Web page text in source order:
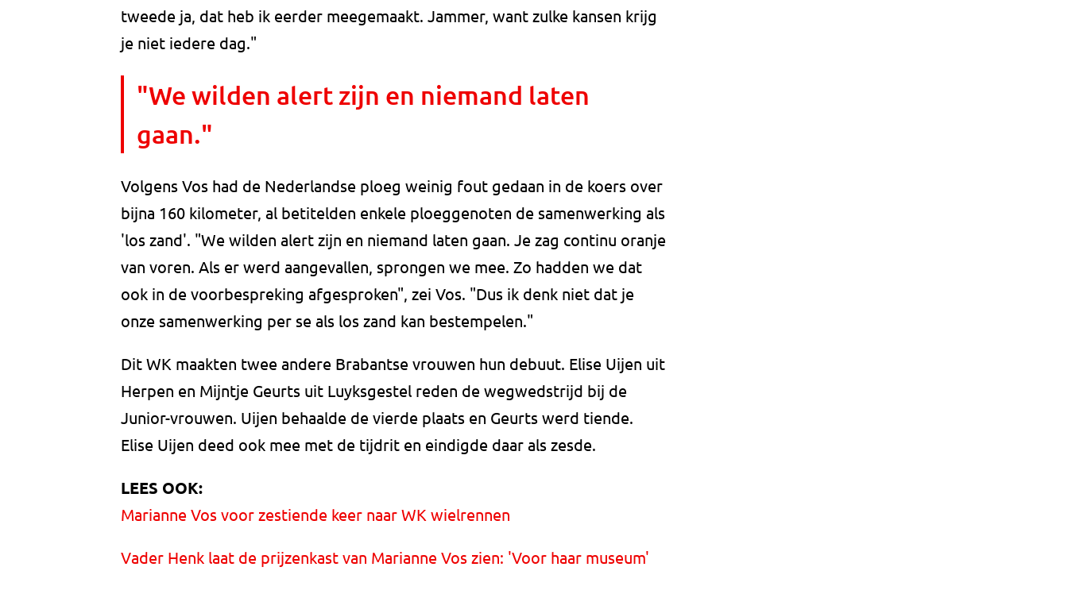
tweede ja, dat heb ik eerder meegemaakt. Jammer, want zulke kansen krijg
je niet iedere dag."
"We wilden alert zijn en niemand laten
gaan."
Volgens Vos had de Nederlandse ploeg weinig fout gedaan in de koers over
bijna 160 kilometer, al betitelden enkele ploeggenoten de samenwerking als
'los zand'. "We wilden alert zijn en niemand laten gaan. Je zag continu oranje
van voren. Als er werd aangevallen, sprongen we mee. Zo hadden we dat
ook in de voorbespreking afgesproken", zei Vos. "Dus ik denk niet dat je
onze samenwerking per se als los zand kan bestempelen."
Dit WK maakten twee andere Brabantse vrouwen hun debuut. Elise Uijen uit
Herpen en Mijntje Geurts uit Luyksgestel reden de wegwedstrijd bij de
Junior-vrouwen. Uijen behaalde de vierde plaats en Geurts werd tiende.
Elise Uijen deed ook mee met de tijdrit en eindigde daar als zesde.
LEES OOK:
Marianne Vos voor zestiende keer naar WK wielrennen
Vader Henk laat de prijzenkast van Marianne Vos zien: 'Voor haar museum'